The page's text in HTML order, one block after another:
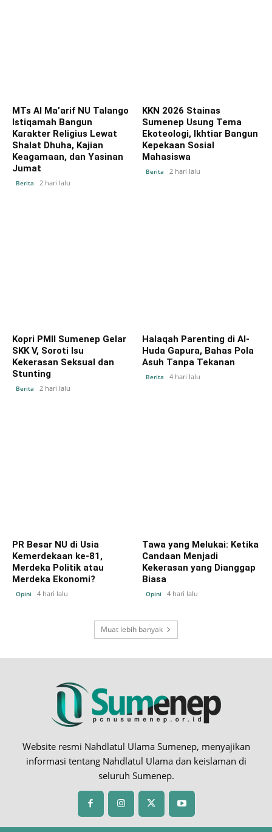
MTs Al Ma’arif NU Talango
Istiqamah Bangun
Karakter Religius Lewat
Shalat Dhuha, Kajian
Keagamaan, dan Yasinan
Jumat
Berita 2 hari lalu
KKN 2026 Stainas
Sumenep Usung Tema
Ekoteologi, Ikhtiar Bangun
Kepekaan Sosial
Mahasiswa
Berita 2 hari lalu
Kopri PMII Sumenep Gelar
SKK V, Soroti Isu
Kekerasan Seksual dan
Stunting
Berita 2 hari lalu
Halaqah Parenting di Al-
Huda Gapura, Bahas Pola
Asuh Tanpa Tekanan
Berita 4 hari lalu
PR Besar NU di Usia
Kemerdekaan ke-81,
Merdeka Politik atau
Merdeka Ekonomi?
Opini 4 hari lalu
Tawa yang Melukai: Ketika
Candaan Menjadi
Kekerasan yang Dianggap
Biasa
Opini 4 hari lalu
Muat lebih banyak
Website resmi Nahdlatul Ulama Sumenep, menyajikan
informasi tentang Nahdlatul Ulama dan keislaman di
seluruh Sumenep.